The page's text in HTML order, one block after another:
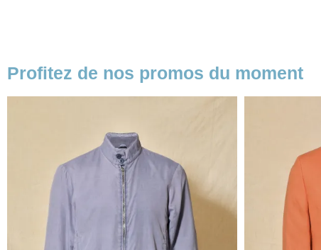
Profitez de nos promos du moment